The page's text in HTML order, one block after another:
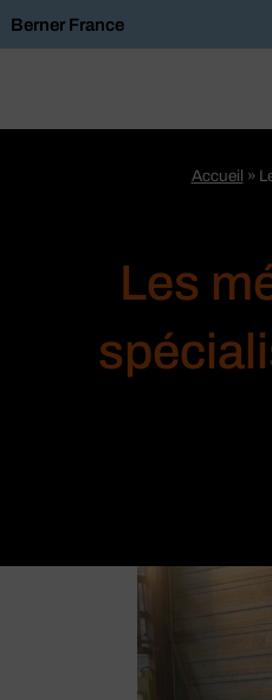
Berner France
Accueil »
Les